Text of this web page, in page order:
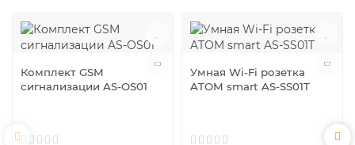
Комплект GSM
сигнализации AS-OS01
Умная Wi-Fi розетка
ATOM smart AS-SS01T